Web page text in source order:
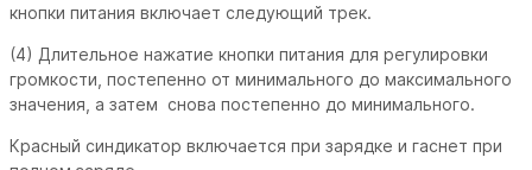
кнопки питания включает следующий трек.
(4) Длительное нажатие кнопки питания для регулировки
громкости, постепенно от минимального до максимального
значения, а затем снова постепенно до минимального.
Красный синдикатор включается при зарядке и гаснет при